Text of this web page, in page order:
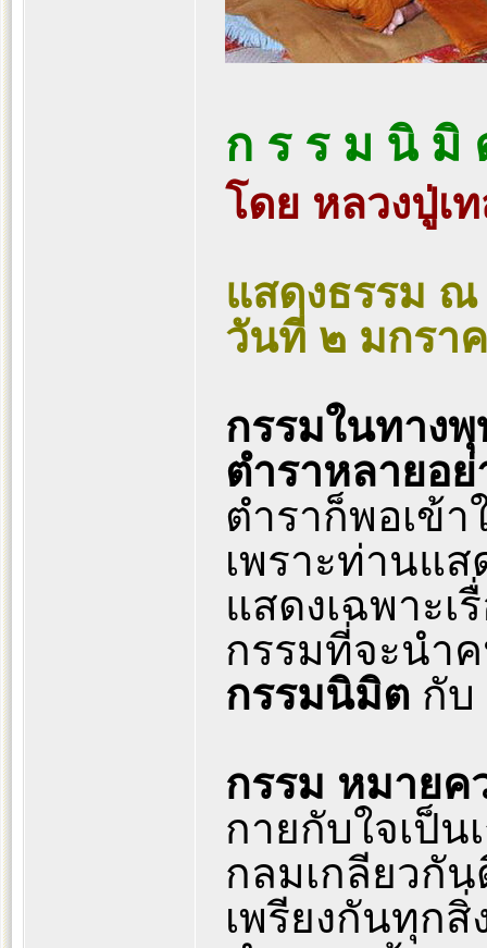
ก ร ร ม นิ มิ
โดย หลวงปู่เ
แสดงธรรม ณ
วันที่ ๒ มกรา
กรรมในทาง
ตำราหลายอย่
ตำราก็พอเข้า
เพราะท่านแ
แสดงเฉพาะ
กรรมที่จะนำ
กรรมนิมิต กับ
กรรม หมายค
กายกับใจเป็
กลมเกลียวกั
เพรียงกันทุก